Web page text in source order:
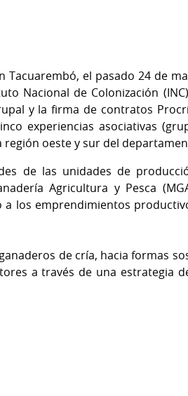
el pasado 24 de
Nacional de Colonización
y la firma de contratos
experiencias asociativas
oeste y sur del
de las unidades de
Agricultura y Pesca
los emprendimientos
de cría, hacia formas
a través de una estrategia